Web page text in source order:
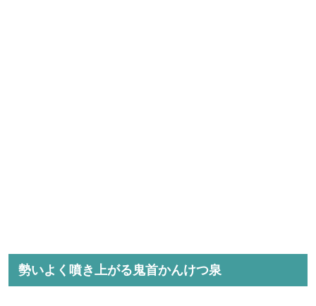
勢いよく噴き上がる鬼首かんけつ泉